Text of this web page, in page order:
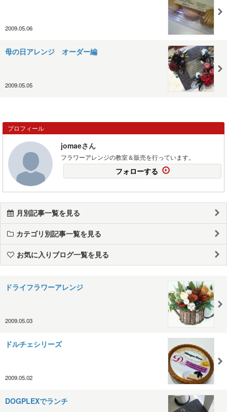
2009.05.06
母の日アレンジ オーダー編
2009.05.05
プロフィール
jomaeさん
フラワーアレンジの教室＆販売を行っています。
フォローする
月別記事一覧を見る
カテゴリ別記事一覧を見る
お気に入りブログ一覧を見る
ドライフラワーアレンジ
2009.05.03
ドルチェシリーズ
2009.05.02
DOGPLEXでランチ